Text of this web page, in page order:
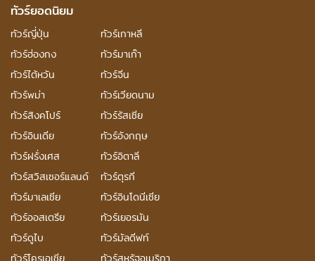
ทัวร์ยอดนิยม
ทัวร์ญี่ปุ่น
ทัวร์เกาหลี
ทัวร์ฮ่องกง
ทัวร์มาเก๊า
ทัวร์ไต้หวัน
ทัวร์จีน
ทัวร์พม่า
ทัวร์เวียดนาม
ทัวร์สิงคโปร์
ทัวร์รัสเซีย
ทัวร์อินเดีย
ทัวร์อังกฤษ
ทัวร์ฝรั่งเศส
ทัวร์อิตาลี
ทัวร์สวิสเซอร์แลนด์
ทัวร์ตุรกี
ทัวร์มาเลเซีย
ทัวร์อินโดนีเซีย
ทัวร์ออสเตรีย
ทัวร์เยอรมัน
ทัวร์ดูไบ
ทัวร์มัลดีฟท์